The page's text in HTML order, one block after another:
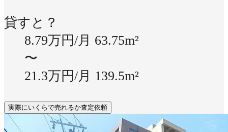
貸すと？
8.79万円/月 63.75m²
〜
21.3万円/月 139.5m²
実際にいくらで売れるか査定依頼